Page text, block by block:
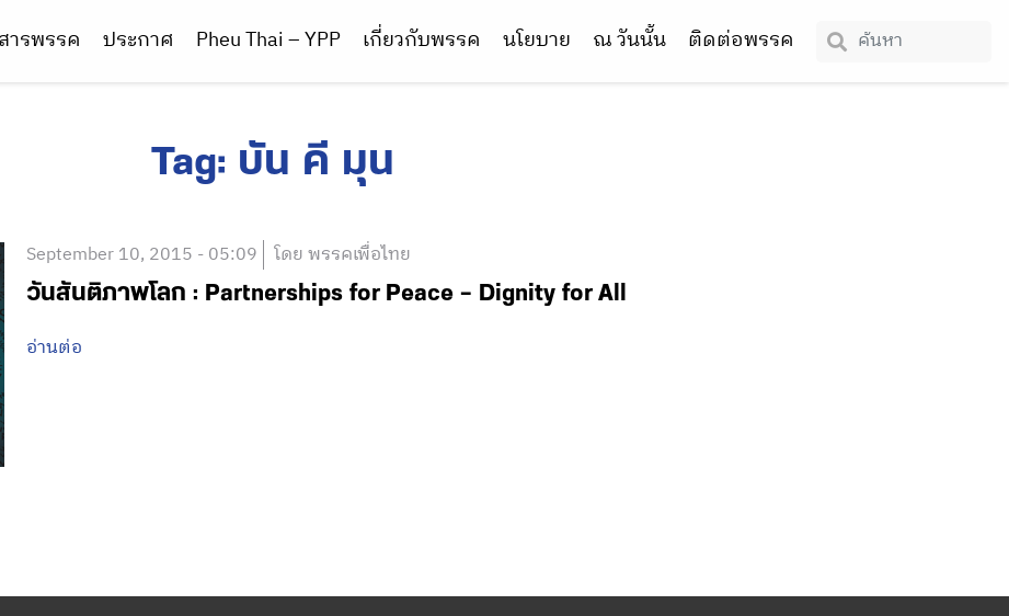
ารพรรค ประกาศ Pheu Thai – YPP เกี่ยวกับพรรค นโยบาย ณ วันนั้น ติดต่อพรรค
Tag: บัน คี มุน
September 10, 2015 - 05:09 โดย พรรคเพื่อไทย
วันสันติภาพโลก : Partnerships for Peace – Dignity for All
อ่านต่อ